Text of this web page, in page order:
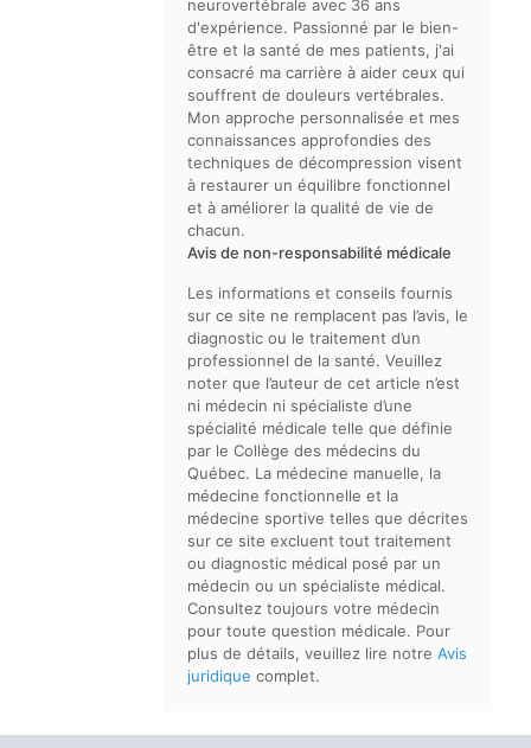
neurovertébrale avec 36 ans
d'expérience. Passionné par le bien-
être et la santé de mes patients, j'ai
consacré ma carrière à aider ceux qui
souffrent de douleurs vertébrales.
Mon approche personnalisée et mes
connaissances approfondies des
techniques de décompression visent
à restaurer un équilibre fonctionnel
et à améliorer la qualité de vie de
chacun.
Avis de non-responsabilité médicale
Les informations et conseils fournis
sur ce site ne remplacent pas l’avis, le
diagnostic ou le traitement d’un
professionnel de la santé. Veuillez
noter que l’auteur de cet article n’est
ni médecin ni spécialiste d’une
spécialité médicale telle que définie
par le Collège des médecins du
Québec. La médecine manuelle, la
médecine fonctionnelle et la
médecine sportive telles que décrites
sur ce site excluent tout traitement
ou diagnostic médical posé par un
médecin ou un spécialiste médical.
Consultez toujours votre médecin
pour toute question médicale. Pour
plus de détails, veuillez lire notre Avis
juridique complet.